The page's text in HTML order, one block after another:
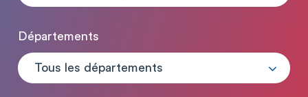
Départements
Tous les départements